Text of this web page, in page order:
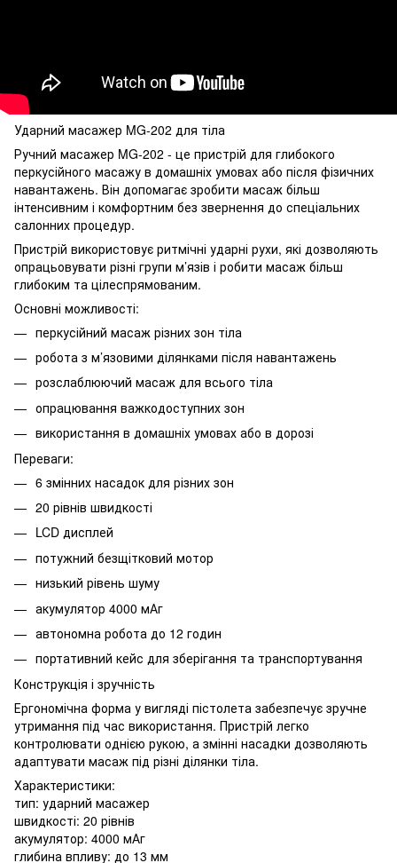
Ударний масажер MG-202 для тіла
Ручний масажер MG-202 - це пристрій для глибокого
перкусійного масажу в домашніх умовах або після фізичних
навантажень. Він допомагає зробити масаж більш
інтенсивним і комфортним без звернення до спеціальних
салонних процедур.
Пристрій використовує ритмічні ударні рухи, які дозволяють
опрацьовувати різні групи м’язів і робити масаж більш
глибоким та цілеспрямованим.
Основні можливості:
перкусійний масаж різних зон тіла
робота з м’язовими ділянками після навантажень
розслаблюючий масаж для всього тіла
опрацювання важкодоступних зон
використання в домашніх умовах або в дорозі
Переваги:
6 змінних насадок для різних зон
20 рівнів швидкості
LCD дисплей
потужний безщітковий мотор
низький рівень шуму
акумулятор 4000 мАг
автономна робота до 12 годин
портативний кейс для зберігання та транспортування
Конструкція і зручність
Ергономічна форма у вигляді пістолета забезпечує зручне
утримання під час використання. Пристрій легко
контролювати однією рукою, а змінні насадки дозволяють
адаптувати масаж під різні ділянки тіла.
Характеристики:
тип: ударний масажер
швидкості: 20 рівнів
акумулятор: 4000 мАг
глибина впливу: до 13 мм